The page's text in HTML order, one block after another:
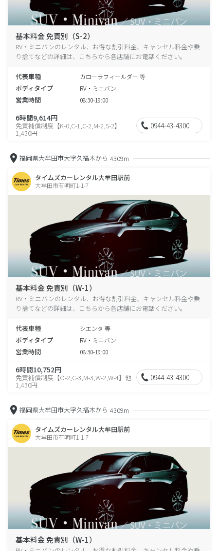
基本料金 免責別（S-2）
RV・ミニバンのレンタル、お得な割引料金、キャンセル料金や乗
り捨てなどの詳細は、こちらから各店舗にお電話ください。
代表車種 カローラフィールダー 等
ボディタイプ RV・ミニバン
営業時間 08:30-19:00
6時間9,614円
免責補償制度【K-0,C-1,C-2,M-2,S-2】
1,430円
0944-43-4300
福岡県大牟田市大字久福木から 4309m
タイムズカーレンタル大牟田駅前
大牟田市有明町1-1-7
基本料金 免責別（W-1）
RV・ミニバンのレンタル、お得な割引料金、キャンセル料金や乗
り捨てなどの詳細は、こちらから各店舗にお電話ください。
代表車種 シエンタ 等
ボディタイプ RV・ミニバン
営業時間 08:30-19:00
6時間10,752円
免責補償制度【O-2,C-3,M-3,W-2,W-4】他
1,430円
0944-43-4300
福岡県大牟田市大字久福木から 4309m
タイムズカーレンタル大牟田駅前
大牟田市有明町1-1-7
基本料金 免責別（W-1）